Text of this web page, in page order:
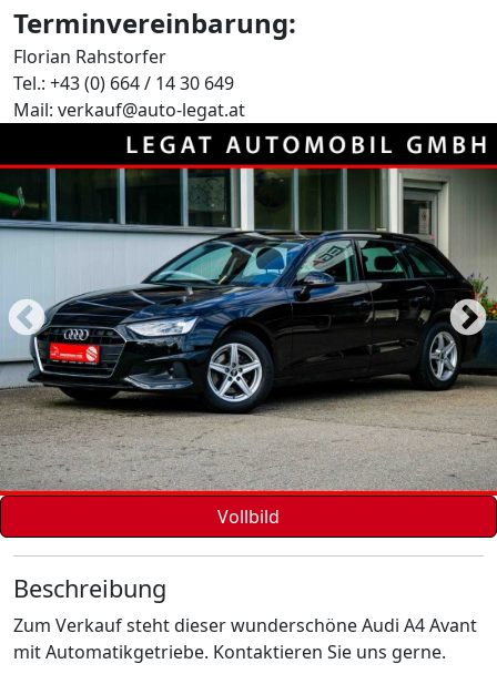
Terminvereinbarung:
Florian Rahstorfer
Tel.: +43 (0) 664 / 14 30 649
Mail: verkauf@auto-legat.at
Vollbild
Beschreibung
Zum Verkauf steht dieser wunderschöne Audi A4 Avant
mit Automatikgetriebe. Kontaktieren Sie uns gerne.